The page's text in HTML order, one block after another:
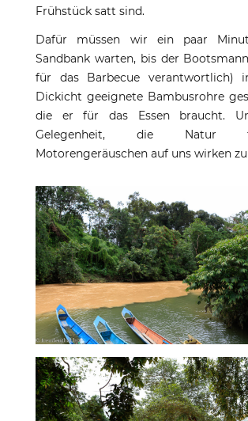
Frühstück satt sind.
Dafür müssen wir ein paar
Sandbank warten, bis der
für das Barbecue verantwortlich)
Dickicht geeignete Bambusrohre
die er für das Essen braucht.
Gelegenheit, die
Motorengeräuschen auf uns wirken zu